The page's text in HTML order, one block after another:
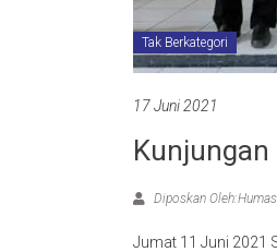
Tak Berkategori
17 Juni 2021
Kunjungan
Diposkan Oleh:Humas
Jumat 11 Juni 2021